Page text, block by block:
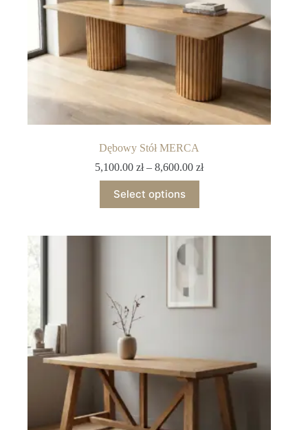
Dębowy Stół MERCA
5,100.00zł – 8,600.00zł
Select options